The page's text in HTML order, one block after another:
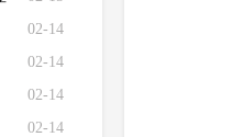
02-14
02-14
02-14
02-14